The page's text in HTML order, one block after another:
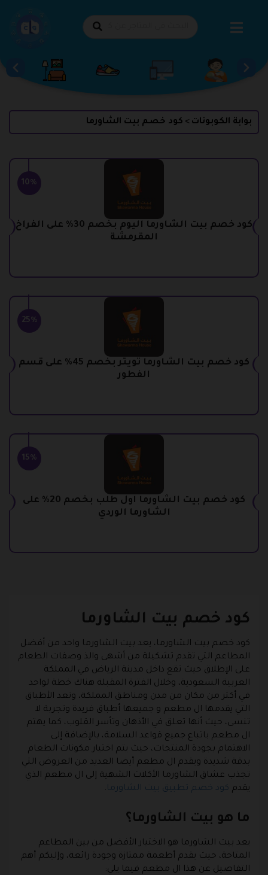
بوابة الكوبونات > كود خصم بيت الشاورما
10%
كود خصم بيت الشاورما اليوم بخصم 30% على الفراخ
المقرمشة
25%
كود خصم بيت الشاورما تويتر بخصم 45% على قسم
الفطور
15%
كود خصم بيت الشاورما اول طلب بخصم 20% على
الشاورما الوردي
كود خصم بيت الشاورما
كود خصم بيت الشاورما، يعد بيت الشاورما واحد من أفضل
المطاعم التي تقدم تشكيلة من أشهى والذ وصفات الطعام
على الإطلاق حيث تقع داخل مدينة الرياض في المملكة
العربية السعودية، وخلال الفترة المقبلة هناك خطة لواحد
في أكثر من مكان من مدن ومناطق المملكة، وتعد الأطباق
التي يقدمها ال مطعم و جميعها أطباق فريدة وتجربة لا
تنسى، حيث أنها تعلق في الأذهان وتأسر القلوب، كما يهتم
ال مطعم باتباع جميع قواعد السلامة، بالإضافة إلى
الاهتمام بجودة المنتجات، حيث يتم اختيار مكونات الطعام
بدقة شديدة ويقدم ال مطعم أيضا العديد من العروض التي
تجذب عشاق الشاورما الأكلات الشهية إلى ال مطعم الذي
يقدم كود خصم تطبيق بيت الشاورما.
ما هو بيت الشاورما؟
يعد بيت الشاورما هو الاختيار الأفضل من بين المطاعم
المتاحة، حيث يقدم أطعمة ممتازة وجودة رائعة، وإليكم أهم
التفاصيل عن هذا ال مطعم فيما يلي: